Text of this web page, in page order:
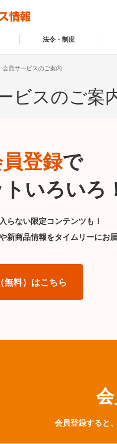
法令・制度
会員サービスのご案内
ビスのご案
登録で
いろいろ
らない限定コンテンツも！
新商品情報をタイムリーにお届
無料）はこちら
会員登録すると